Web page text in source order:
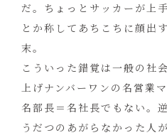
だ。ちょっとサッカーが上
とか称してあちこちに顔出
末。
こういった錯覚は一般の社
上げナンバーワンの名営業
名部長＝名社長でもない。
うだつのあがらなかった人